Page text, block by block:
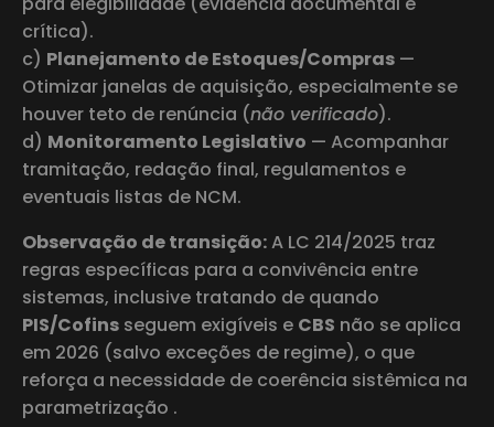
crítica).
c) Planejamento de Estoques/Compras —
Otimizar janelas de aquisição, especialmente se
houver teto de renúncia (não verificado).
d) Monitoramento Legislativo — Acompanhar
tramitação, redação final, regulamentos e
eventuais listas de NCM.
Observação de transição:A LC 214/2025 traz
regras específicas para a convivência entre
sistemas, inclusive tratando de quando
PIS/Cofins seguem exigíveis e CBS não se aplica
em 2026 (salvo exceções de regime), o que
reforça a necessidade de coerência sistêmica na
parametrização .